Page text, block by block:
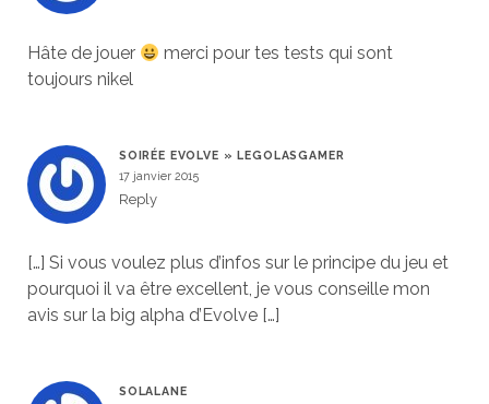
Hâte de jouer
merci pour tes tests qui sont
toujours nikel
SOIRÉE EVOLVE » LEGOLASGAMER
17 janvier 2015
Reply
[…] Si vous voulez plus d’infos sur le principe du jeu et
pourquoi il va être excellent, je vous conseille mon
avis sur la big alpha d’Evolve […]
SOLALANE